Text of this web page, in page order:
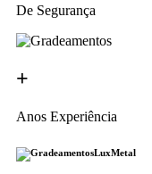
De Segurança
+
Anos Experiência
LuxMetal